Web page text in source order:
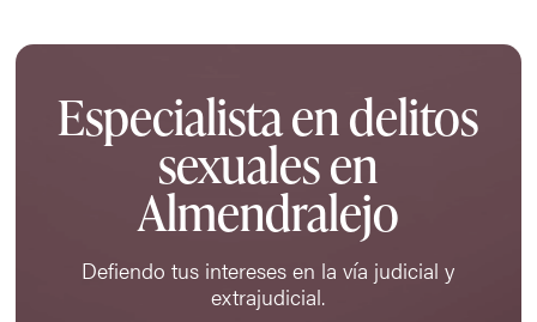
Especialista en delitos
sexuales en
Almendralejo
Defiendo tus intereses en la vía judicial y
extrajudicial.